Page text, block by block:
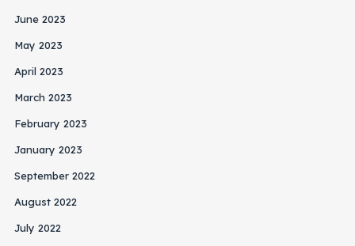
June 2023
May 2023
April 2023
March 2023
February 2023
January 2023
September 2022
August 2022
July 2022